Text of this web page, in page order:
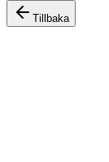
Tillbaka